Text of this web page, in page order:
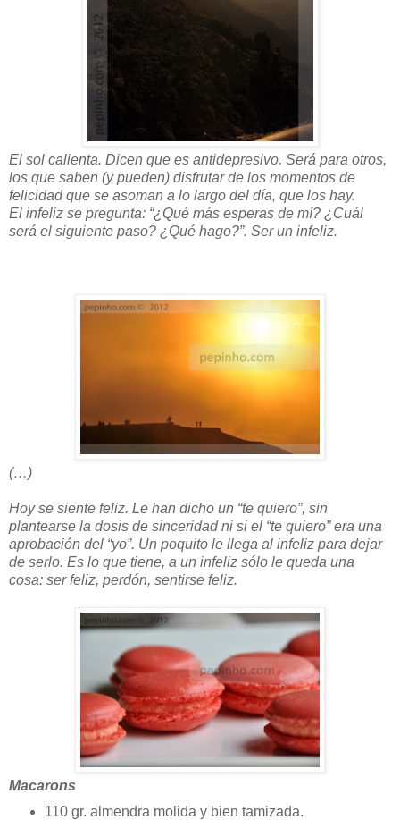
El sol calienta. Dicen que es antidepresivo. Será para otros,
los que saben (y pueden) disfrutar de los momentos de
felicidad que se asoman a lo largo del día, que los hay.
El infeliz se pregunta: “¿Qué más esperas de mí? ¿Cuál
será el siguiente paso? ¿Qué hago?”. Ser un infeliz.
(…)
Hoy se siente feliz. Le han dicho un “te quiero”, sin
plantearse la dosis de sinceridad ni si el “te quiero” era una
aprobación del “yo”. Un poquito le llega al infeliz para dejar
de serlo. Es lo que tiene, a un infeliz sólo le queda una
cosa: ser feliz, perdón, sentirse feliz.
Macarons
110 gr. almendra molida y bien tamizada.